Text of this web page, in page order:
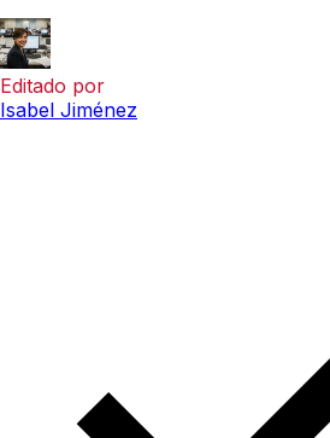
Editado por
Isabel Jiménez